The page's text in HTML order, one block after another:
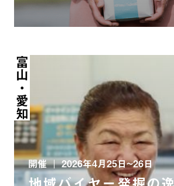
富山・愛知
開催 2026年4月25日~26日